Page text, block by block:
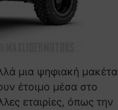
μια ψηφιακή μακέτα
έτοιμο μέσα στο
εταιρίες, όπως την